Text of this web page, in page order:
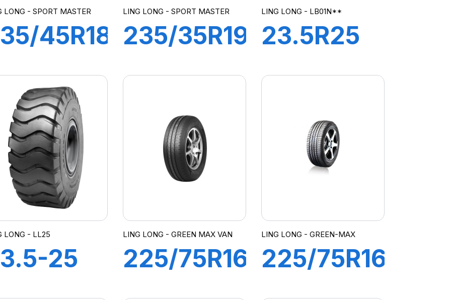
LONG - SPORT MASTER
45R18
LING LONG - SPORT MASTER
235/35R19
MASTER
LING LONG - LB01N**
23.5R25
201A2 TL
LONG - LL25
25
LING LONG - GREEN MAX VAN
225/75R16C
LING LONG - GREEN-MAX
225/75R16